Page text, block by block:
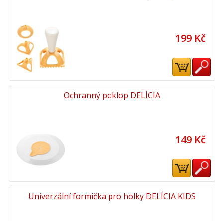
199 Kč
Ochranný poklop DELÍCIA
149 Kč
Univerzální formička pro holky DELÍCIA KIDS